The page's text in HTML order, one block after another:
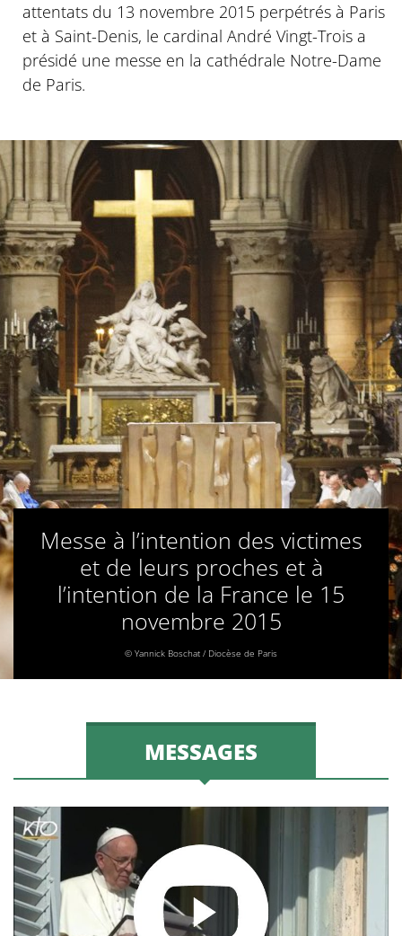
attentats du 13 novembre 2015 perpétrés à Paris
et à Saint-Denis, le cardinal André Vingt-Trois a
présidé une messe en la cathédrale Notre-Dame
de Paris.
Messe à l’intention des victimes
et de leurs proches et à
l’intention de la France le 15
novembre 2015
© Yannick Boschat / Diocèse de Paris
MESSAGES